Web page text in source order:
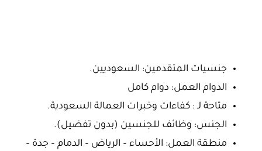
جنسيات المتقدمين: السعوديين.
الدوام العمل: دوام كامل
متاحة لـ : كفاءات وخبرات العمالة السعودية.
الجنس: وظائف للجنسين (بدون تفضيل).
منطقة العمل: الأحساء – الرياض – الدمام – جدة –